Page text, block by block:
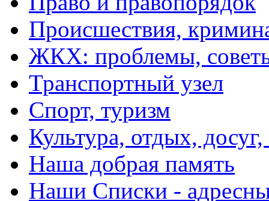
Происшествия,
ЖКХ: проблемы,
Транспортный узел
Спорт, туризм
Культура, отдых,
Наша добрая память
Наши Списки -